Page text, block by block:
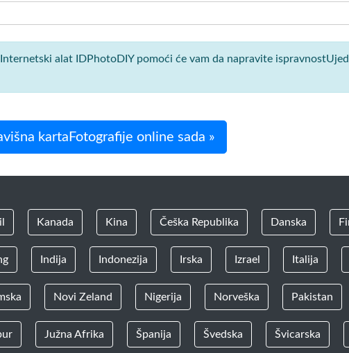
alat IDPhotoDIY pomoći će vam da napravite
kartaFotografije online sada »
Kanada Kina Češka Republika Danska
Indija Indonezija Irska Izrael Italija
Novi Zeland Nigerija Norveška Pakistan
Južna Afrika Španija Švedska Švicarska